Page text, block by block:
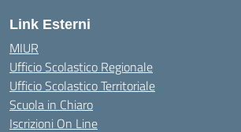
Link Esterni
MIUR
Ufficio Scolastico Regionale
Ufficio Scolastico Territoriale
Scuola in Chiaro
Iscrizioni On Line